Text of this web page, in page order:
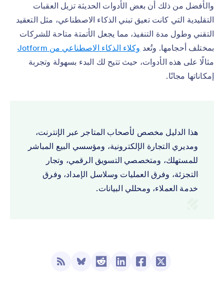
والأفضل من ذلك أن بعض الأدوات الحديثة تزيل العقبات
التقليدية التي كانت تعيق تبني الذكاء الاصطناعي، مثل التعقيد
التقني وطول مدة التنفيذ، مما يجعل الأتمتة متاحة للشركات
بمختلف أحجامها. وتُعد وكلاء الذكاء الاصطناعي من Jotform
مثالًا على هذه الأدوات، حيث تتيح لك البدء بسهولة وتجربة
إمكاناتها مجانًا.
هذا الدليل مخصص لأصحاب المتاجر عبر الإنترنت،
ومديري التجارة الإلكترونية، ومؤسسي البيع المباشر
للمستهلك، ومتخصصي التسويق الرقمي، وتجار
التجزئة، وفرق العمليات وسلاسل الإمداد، وفرق
خدمة العملاء، ومحللي البيانات.